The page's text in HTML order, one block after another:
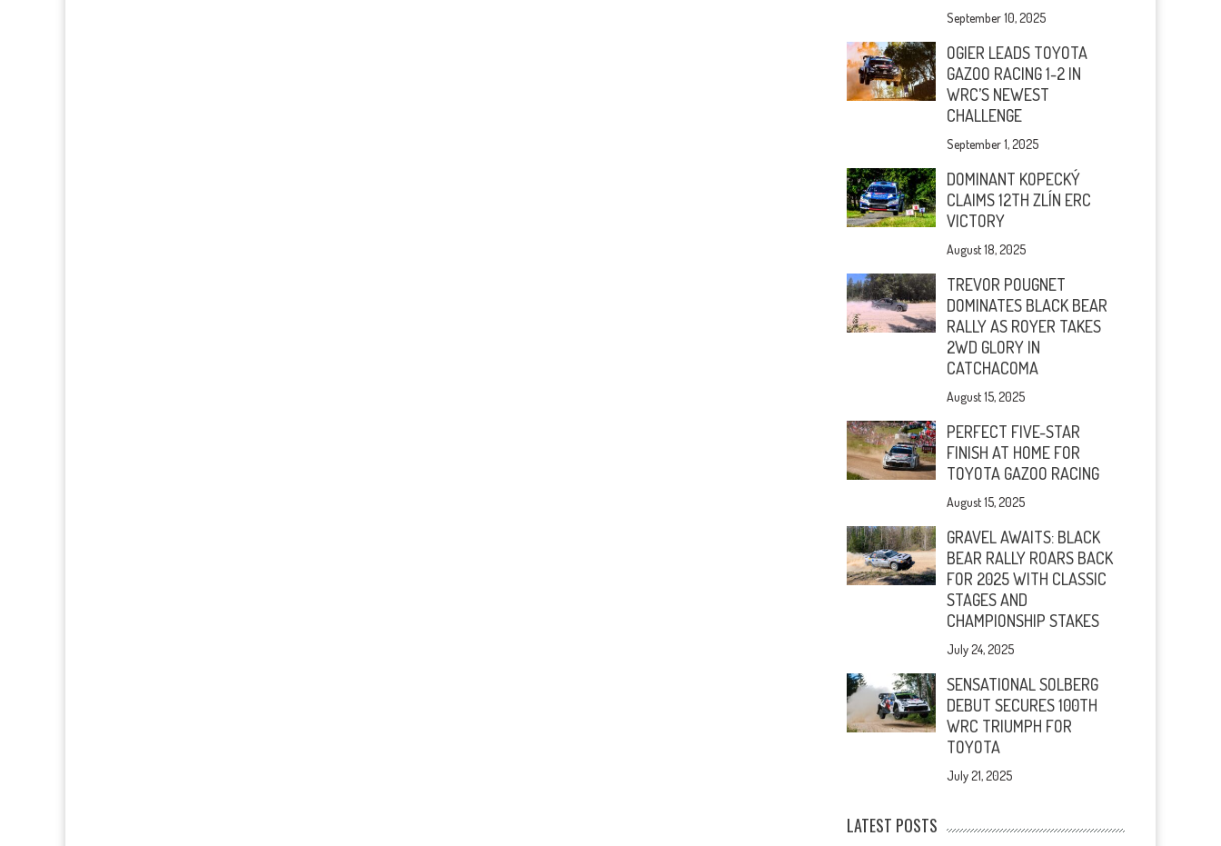
September 10, 2025
OGIER LEADS TOYOTA
GAZOO RACING 1-2 IN
WRC’S NEWEST
CHALLENGE
September 1, 2025
DOMINANT KOPECKÝ
CLAIMS 12TH ZLÍN ERC
VICTORY
August 18, 2025
TREVOR POUGNET
DOMINATES BLACK BEAR
RALLY AS ROYER TAKES
2WD GLORY IN
CATCHACOMA
August 15, 2025
PERFECT FIVE-STAR
FINISH AT HOME FOR
TOYOTA GAZOO RACING
August 15, 2025
GRAVEL AWAITS: BLACK
BEAR RALLY ROARS BACK
FOR 2025 WITH CLASSIC
STAGES AND
CHAMPIONSHIP STAKES
July 24, 2025
SENSATIONAL SOLBERG
DEBUT SECURES 100TH
WRC TRIUMPH FOR
TOYOTA
July 21, 2025
LATEST POSTS